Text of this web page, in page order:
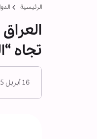
الرئيسية
تجاه
16 أبريل 2025 - 23:55